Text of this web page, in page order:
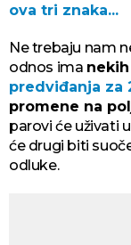
ova tri znaka...
Ne trebaju nam
odnos ima
predviđanja za
promene na
parovi će uživati
će drugi biti
odluke.